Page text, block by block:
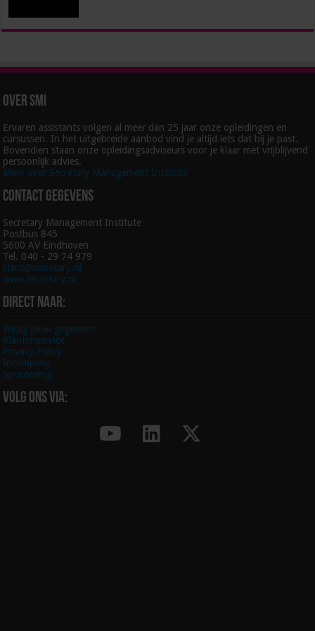
Over SMI
Ervaren assistants volgen al meer dan 25 jaar onze opleidingen en
cursussen. In het uitgebreide aanbod vind je altijd iets dat bij je past.
Bovendien staan onze opleidingsadviseurs voor je klaar met vrijblijvend
persoonlijk advies.
Meer over Secretary Management Institute
Contact gegevens
Secretary Management Institute
Postbus 845
5600 AV Eindhoven
Tel. 040 - 29 74 979
klant@secretary.nl
www.secretary.nl
Direct naar:
Wijzig jouw gegevens
Klantenservice
Privacy Policy
Incompany
Sponsoring
Volg ons via: